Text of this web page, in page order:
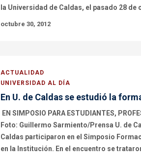
la Universidad de Caldas, el pasado 28 de
octubre 30, 2012
ACTUALIDAD
UNIVERSIDAD AL DÍA
En U. de Caldas se estudió la
EN SIMPOSIO PARA ESTUDIANTES,
Foto: Guillermo Sarmiento/Prensa U. de
Caldas participaron en el Simposio
en la Institución. En el encuentro se